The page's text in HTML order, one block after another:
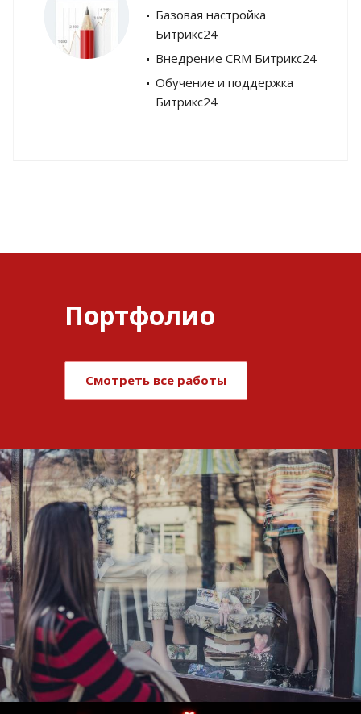
Базовая настройка
Битрикс24
Внедрение CRM Битрикс24
Обучение и поддержка
Битрикс24
Портфолио
Смотреть все работы
Развитие и поддержка интернет-
витрины StepClub
Смотреть проект